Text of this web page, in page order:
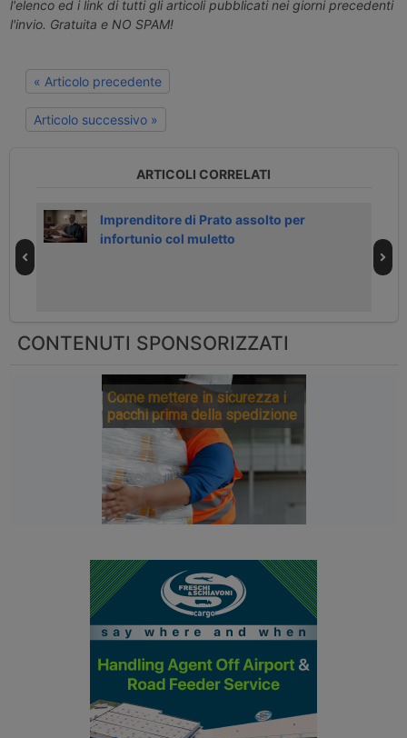
l'elenco ed i link di tutti gli articoli pubblicati nei giorni precedenti
l'invio. Gratuita e NO SPAM!
« Articolo precedente
Articolo successivo »
ARTICOLI CORRELATI
Imprenditore di Prato assolto per
infortunio col muletto
CONTENUTI SPONSORIZZATI
Come mettere in sicurezza i
pacchi prima della spedizione